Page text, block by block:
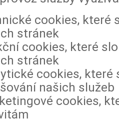
cookies, které
stránek
cookies, které
stránek
cookies, které
našich služeb
cookies,